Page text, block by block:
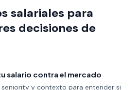
salariales para
decisiones de
salario contra el mercado
seniority y contexto para entender si